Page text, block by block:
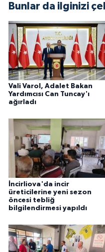
Bunlar da ilginizi
Vali Varol, Adalet Bakan
Yardımcısı Can Tuncay'ı
ağırladı
İncirliova'da incir
üreticilerine yeni sezon
öncesi tebliğ
bilgilendirmesi yapıldı